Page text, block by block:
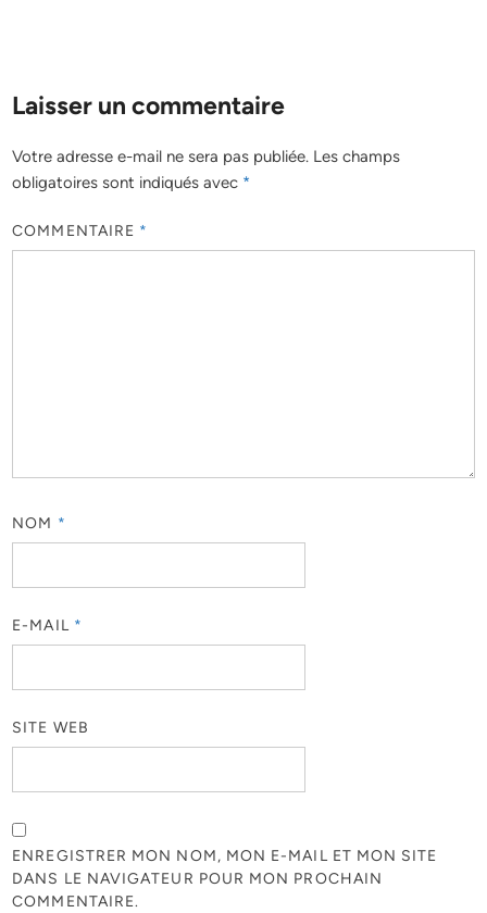
Laisser un commentaire
Votre adresse e-mail ne sera pas publiée. Les champs
obligatoires sont indiqués avec *
COMMENTAIRE *
NOM *
E-MAIL *
SITE WEB
ENREGISTRER MON NOM, MON E-MAIL ET MON SITE
DANS LE NAVIGATEUR POUR MON PROCHAIN
COMMENTAIRE.